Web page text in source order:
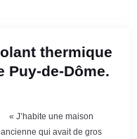
thermique
Puy-de-Dôme.
« J’habite une maison
ancienne qui avait de gros